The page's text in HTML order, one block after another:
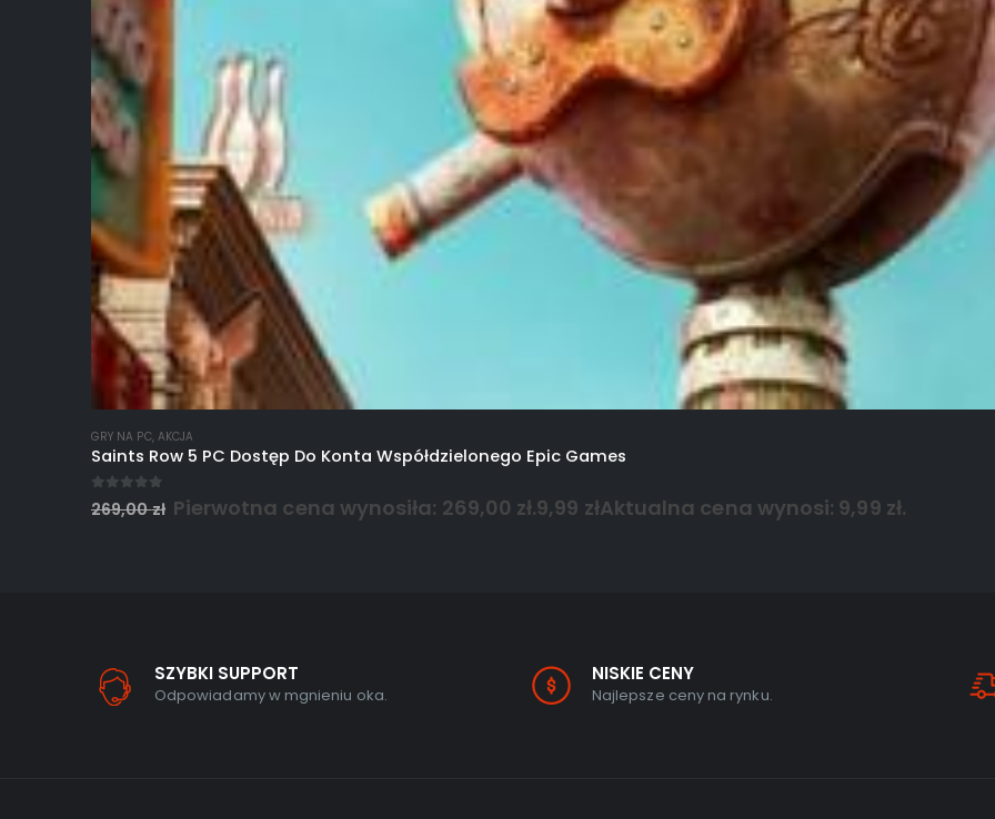
GRY NA PC, AKCJA
Saints Row 5 PC Dostęp Do Konta Współdzielonego Epic Games
out of 5
269,00zł Pierwotna cena wynosiła: 269,00 zł.9,99 złAktualna cena wynosi: 9,99 zł.
SZYBKI SUPPORT
Odpowiadamy w mgnieniu oka.
NISKIE CENY
Najlepsze ceny na rynku.